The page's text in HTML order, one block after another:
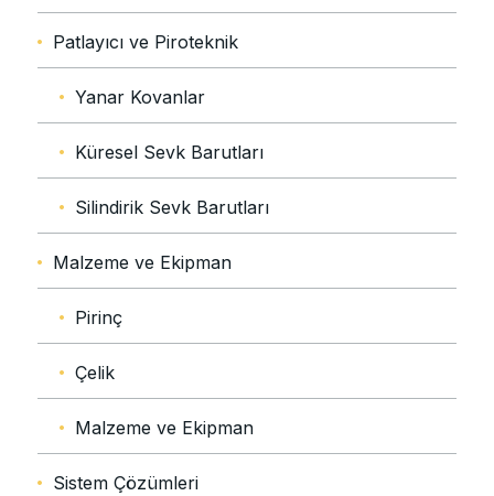
Patlayıcı ve Piroteknik
Yanar Kovanlar
Küresel Sevk Barutları
Silindirik Sevk Barutları
Malzeme ve Ekipman
Pirinç
Çelik
Malzeme ve Ekipman
Sistem Çözümleri